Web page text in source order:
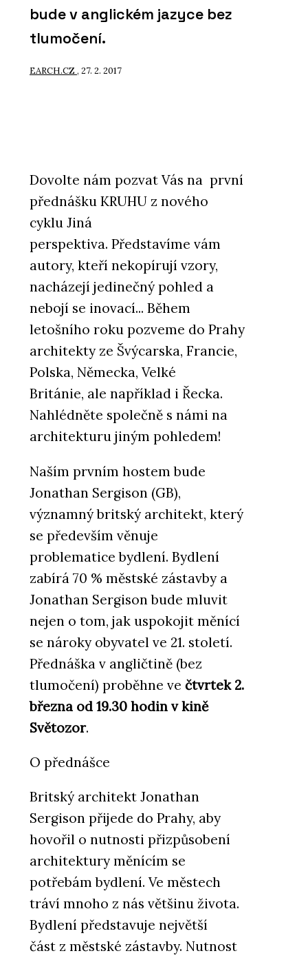
bude v anglickém jazyce bez
tlumočení.
EARCH.CZ , 27. 2. 2017
Dovolte nám pozvat Vás na první
přednášku KRUHU z nového
cyklu Jiná
perspektiva. Představíme vám
autory, kteří nekopírují vzory,
nacházejí jedinečný pohled a
nebojí se inovací... Během
letošního roku pozveme do Prahy
architekty ze Švýcarska, Francie,
Polska, Německa, Velké
Británie, ale například i Řecka.
Nahlédněte společně s námi na
architekturu jiným pohledem!
Naším prvním hostem bude
Jonathan Sergison (GB),
významný britský architekt, který
se především věnuje
problematice bydlení. Bydlení
zabírá 70 % městské zástavby a
Jonathan Sergison bude mluvit
nejen o tom, jak uspokojit měnící
se nároky obyvatel ve 21. století.
Přednáška v angličtině (bez
tlumočení) proběhne ve čtvrtek 2.
března od 19.30 hodin v kině
Světozor.
O přednášce
Britský architekt Jonathan
Sergison přijede do Prahy, aby
hovořil o nutnosti přizpůsobení
architektury měnícím se
potřebám bydlení. Ve městech
tráví mnoho z nás většinu života.
Bydlení představuje největší
část z městské zástavby. Nutnost